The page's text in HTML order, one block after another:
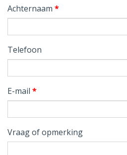
Achternaam *
Telefoon
E-mail *
Vraag of opmerking